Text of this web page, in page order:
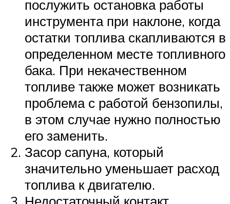
послужить остановка работы
инструмента при наклоне, когда
остатки топлива скапливаются в
определенном месте топливного
бака. При некачественном
топливе также может возникать
проблема с работой бензопилы,
в этом случае нужно полностью
его заменить.
Засор сапуна, который
значительно уменьшает расход
топлива к двигателю.